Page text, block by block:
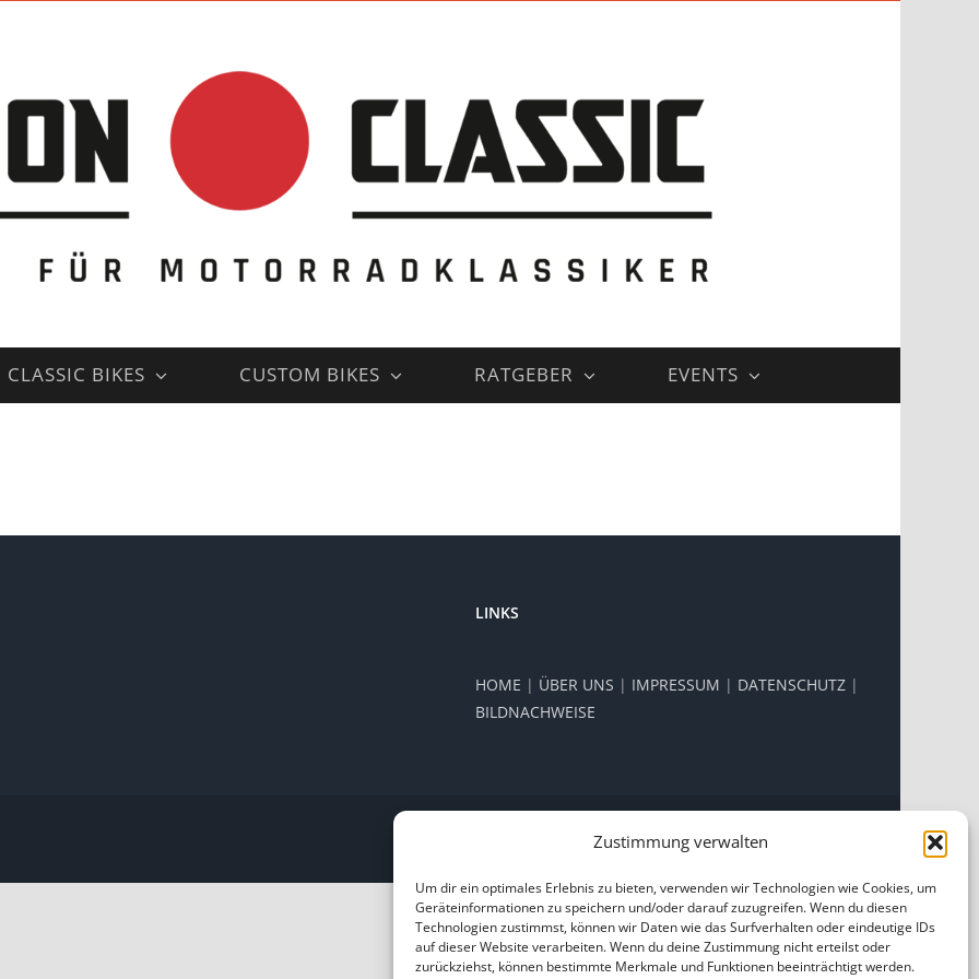
Zustimmung verwalten
Um dir ein optimales Erlebnis zu bieten, verwenden wir Technologien wie Cookies, um
Geräteinformationen zu speichern und/oder darauf zuzugreifen. Wenn du diesen
Technologien zustimmst, können wir Daten wie das Surfverhalten oder eindeutige IDs
auf dieser Website verarbeiten. Wenn du deine Zustimmung nicht erteilst oder
zurückziehst, können bestimmte Merkmale und Funktionen beeinträchtigt werden.
CLASSIC BIKES CUSTOM BIKES RATGEBER EVENTS
LINKS
HOME | ÜBER UNS | IMPRESSUM | DATENSCHUTZ |
BILDNACHWEISE
Instagram